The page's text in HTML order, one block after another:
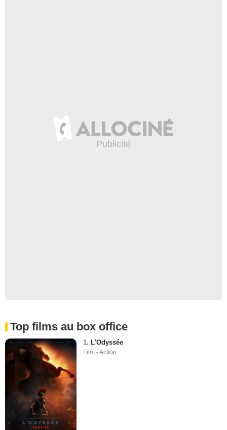
Top films au box office
1. L'Odyssée
Film - Action